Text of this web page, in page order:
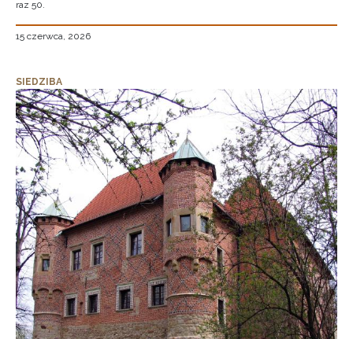
raz 50.
15 czerwca, 2026
SIEDZIBA